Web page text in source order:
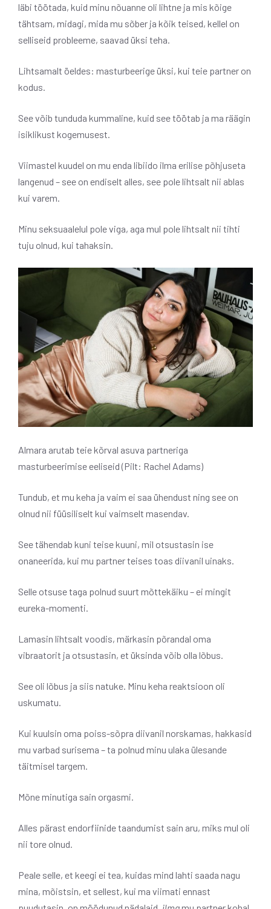
läbi töötada, kuid minu nõuanne oli lihtne ja mis kõige
tähtsam, midagi, mida mu sõber ja kõik teised, kellel on
selliseid probleeme, saavad üksi teha.
Lihtsamalt öeldes: masturbeerige üksi, kui teie partner on
kodus.
See võib tunduda kummaline, kuid see töötab ja ma räägin
isiklikust kogemusest.
Viimastel kuudel on mu enda libiido ilma erilise põhjuseta
langenud – see on endiselt alles, see pole lihtsalt nii ablas
kui varem.
Minu seksuaalelul pole viga, aga mul pole lihtsalt nii tihti
tuju olnud, kui tahaksin.
Almara arutab teie kõrval asuva partneriga
masturbeerimise eeliseid (Pilt: Rachel Adams)
Tundub, et mu keha ja vaim ei saa ühendust ning see on
olnud nii füüsiliselt kui vaimselt masendav.
See tähendab kuni teise kuuni, mil otsustasin ise
onaneerida, kui mu partner teises toas diivanil uinaks.
Selle otsuse taga polnud suurt mõttekäiku – ei mingit
eureka-momenti.
Lamasin lihtsalt voodis, märkasin põrandal oma
vibraatorit ja otsustasin, et üksinda võib olla lõbus.
See oli lõbus ja siis natuke. Minu keha reaktsioon oli
uskumatu.
Kui kuulsin oma poiss-sõpra diivanil norskamas, hakkasid
mu varbad surisema – ta polnud minu ulaka ülesande
täitmisel targem.
Mõne minutiga sain orgasmi.
Alles pärast endorfiinide taandumist sain aru, miks mul oli
nii tore olnud.
Peale selle, et keegi ei tea, kuidas mind lahti saada nagu
mina, mõistsin, et sellest, kui ma viimati ennast